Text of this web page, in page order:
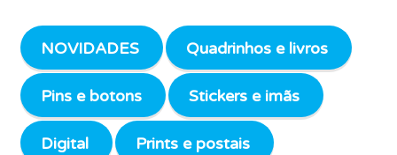
NOVIDADES Quadrinhos e livros
Pins e botons Stickers e imãs
Digital Prints e postais